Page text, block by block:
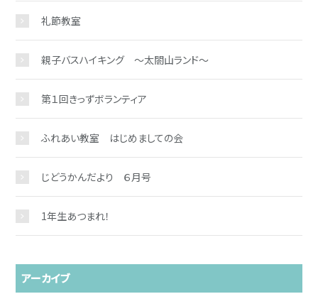
礼節教室
親子バスハイキング ～太閤山ランド～
第１回きっずボランティア
ふれあい教室 はじめましての会
じどうかんだより ６月号
1年生あつまれ！
アーカイブ